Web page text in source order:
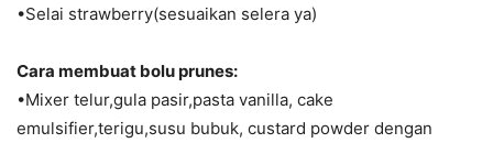
•Selai strawberry(sesuaikan selera ya)
Cara membuat bolu prunes:
•Mixer telur,gula pasir,pasta vanilla, cake
emulsifier,terigu,susu bubuk, custard powder dengan